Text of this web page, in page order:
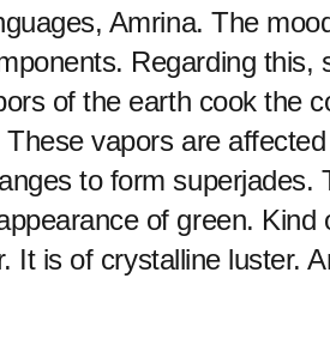
Amrina. The
Regarding
of the earth cook the
vapors are
to form superjades.
of green.
It is of crystalline luster.